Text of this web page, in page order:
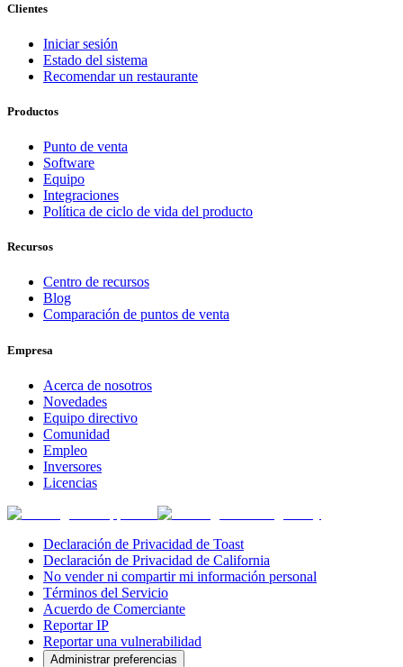
Clientes
Iniciar sesión
Estado del sistema
Recomendar un restaurante
Productos
Punto de venta
Software
Equipo
Integraciones
Política de ciclo de vida del producto
Recursos
Centro de recursos
Blog
Comparación de puntos de venta
Empresa
Acerca de nosotros
Novedades
Equipo directivo
Comunidad
Empleo
Inversores
Licencias
Declaración de Privacidad de Toast
Declaración de Privacidad de California
No vender ni compartir mi información personal
Términos del Servicio
Acuerdo de Comerciante
Reportar IP
Reportar una vulnerabilidad
Administrar preferencias